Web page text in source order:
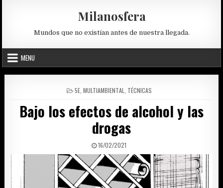
Milanosfera
Mundos que no existían antes de nuestra llegada.
MENU
POSTED
IN
5E, MULTIAMBIENTAL TÉCNICAS
Bajo los efectos de alcohol y las
drogas
PUBLISHED
DATE:
16/02/2021